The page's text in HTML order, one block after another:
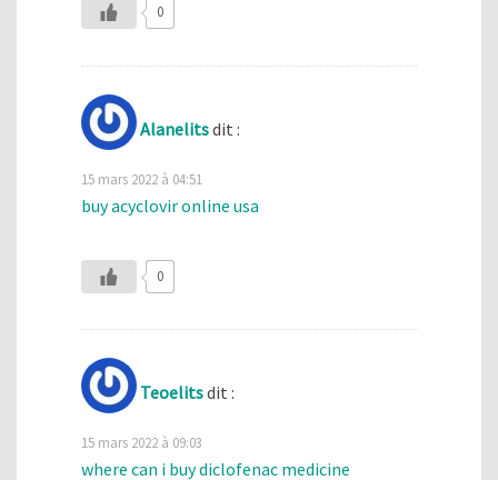
0
Alanelitsdit :
15 mars 2022 à 04:51
buy acyclovir online usa
0
Teoelitsdit :
15 mars 2022 à 09:03
where can i buy diclofenac medicine